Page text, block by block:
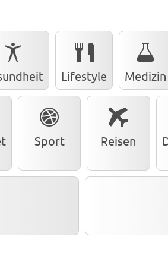
Lifestyle Medizin
Sport Reisen